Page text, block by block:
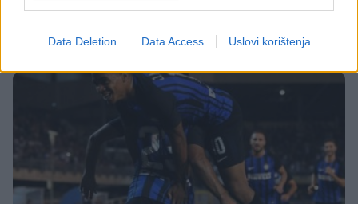
Data Deletion Data Access Uslovi korištenja